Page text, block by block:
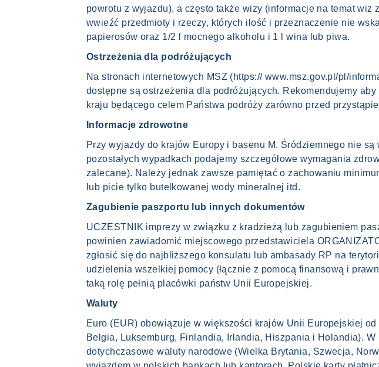
powrotu z wyjazdu), a często także wizy (informacje na temat
wwieźć przedmioty i rzeczy, których ilość i przeznaczenie nie
papierosów oraz 1/2 l mocnego alkoholu i 1 l wina lub piwa.
Ostrzeżenia dla podróżujących
Na stronach internetowych MSZ (https:// www.msz.gov.pl/pl/
dostępne są ostrzeżenia dla podróżujących. Rekomendujemy
kraju będącego celem Państwa podróży zarówno przed
Informacje zdrowotne
Przy wyjazdy do krajów Europy i basenu M. Śródziemnego nie
pozostałych wypadkach podajemy szczegółowe wymagania
zalecane). Należy jednak zawsze pamiętać o zachowaniu
lub picie tylko butelkowanej wody mineralnej itd.
Zagubienie paszportu lub innych dokumentów
UCZESTNIK imprezy w związku z kradzieżą lub zagubieniem
powinien zawiadomić miejscowego przedstawiciela
zgłosić się do najbliższego konsulatu lub ambasady RP na
udzielenia wszelkiej pomocy (łącznie z pomocą finansową i
taką rolę pełnią placówki państw Unii Europejskiej.
Waluty
Euro (EUR) obowiązuje w większości krajów Unii Europejskiej
Belgia, Luksemburg, Finlandia, Irlandia, Hiszpania i Holandia).
dotychczasowe waluty narodowe (Wielka Brytania, Szwecja,